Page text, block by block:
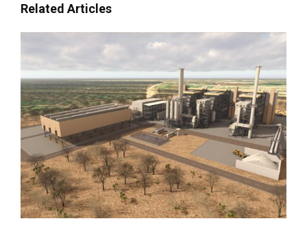
Related Articles